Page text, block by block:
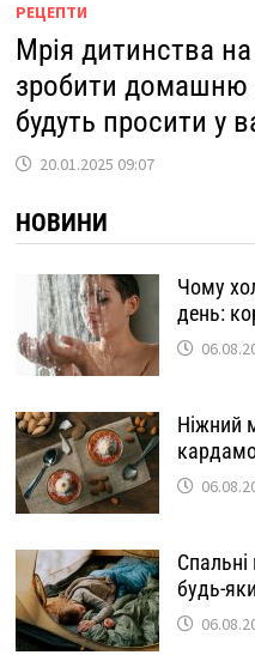
РЕЦЕПТИ
Мрія дитинства
зробити домашню
будуть просити у
20.01.2025 09:07
НОВИНИ
Чому
день:
Ніжний
будь-